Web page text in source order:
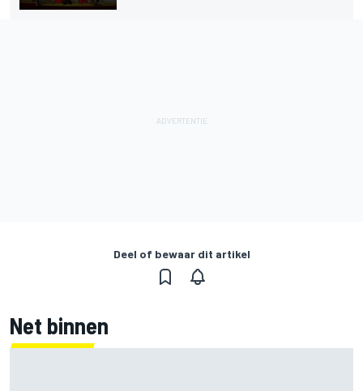
Deel of bewaar dit artikel
Net binnen